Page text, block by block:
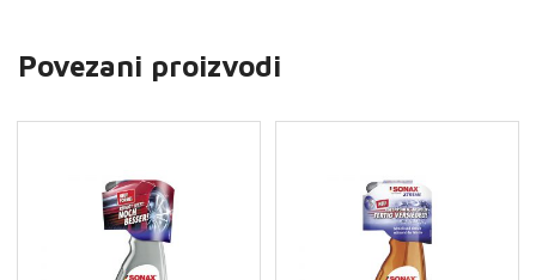
Povezani proizvodi